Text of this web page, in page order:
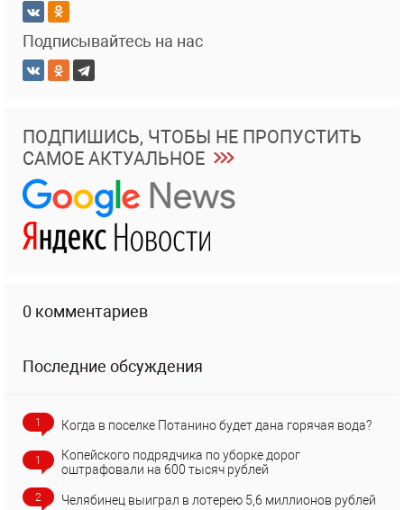
Подписывайтесь на нас
ПОДПИШИСЬ, ЧТОБЫ НЕ ПРОПУСТИТЬ
САМОЕ АКТУАЛЬНОЕ
0 комментариев
Последние обсуждения
1 Когда в поселке Потанино будет дана горячая вода?
1
Копейского подрядчика по уборке дорог
оштрафовали на 600 тысяч рублей
2 Челябинец выиграл в лотерею 5,6 миллионов рублей